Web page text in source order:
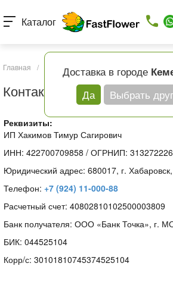
Доставка в городе
Да
Выбрать
Каталог
Главная / Контакты
Контакты
Реквизиты:
ИП Хакимов Тимур Сагирович
ИНН: 422700709858 / ОГРНИП:
Юридический адрес: 680017, г.
Телефон: +7 (924) 11-000-88
Расчетный счет: 40802810102500003809
Банк получателя: ООО «Банк Точка», г.
БИК: 044525104
Корр/с: 30101810745374525104